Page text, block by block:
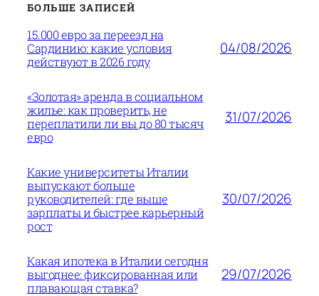
БОЛЬШЕ ЗАПИСЕЙ
15.000 евро за переезд на
Сардинию: какие условия
действуют в 2026 году
04/08/2026
«Золотая» аренда в социальном
жилье: как проверить, не
переплатили ли вы до 80 тысяч
евро
31/07/2026
Какие университеты Италии
выпускают больше
руководителей: где выше
зарплаты и быстрее карьерный
рост
30/07/2026
Какая ипотека в Италии сегодня
выгоднее: фиксированная или
плавающая ставка?
29/07/2026